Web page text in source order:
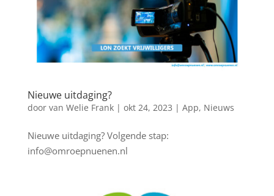
Nieuwe uitdaging?
door van Welie Frank| okt 24, 2023 | App, Nieuws
Nieuwe uitdaging? Volgende stap:
info@omroepnuenen.nl